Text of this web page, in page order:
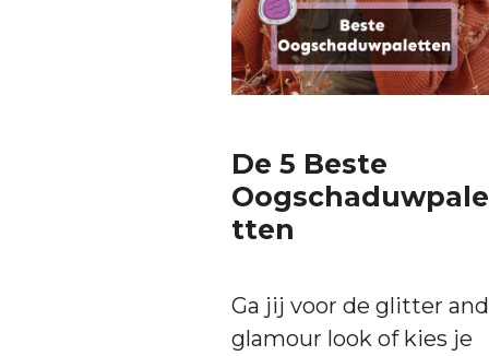
De 5 Beste
Oogschaduwpale
tten
Ga jij voor de glitter and
glamour look of kies je